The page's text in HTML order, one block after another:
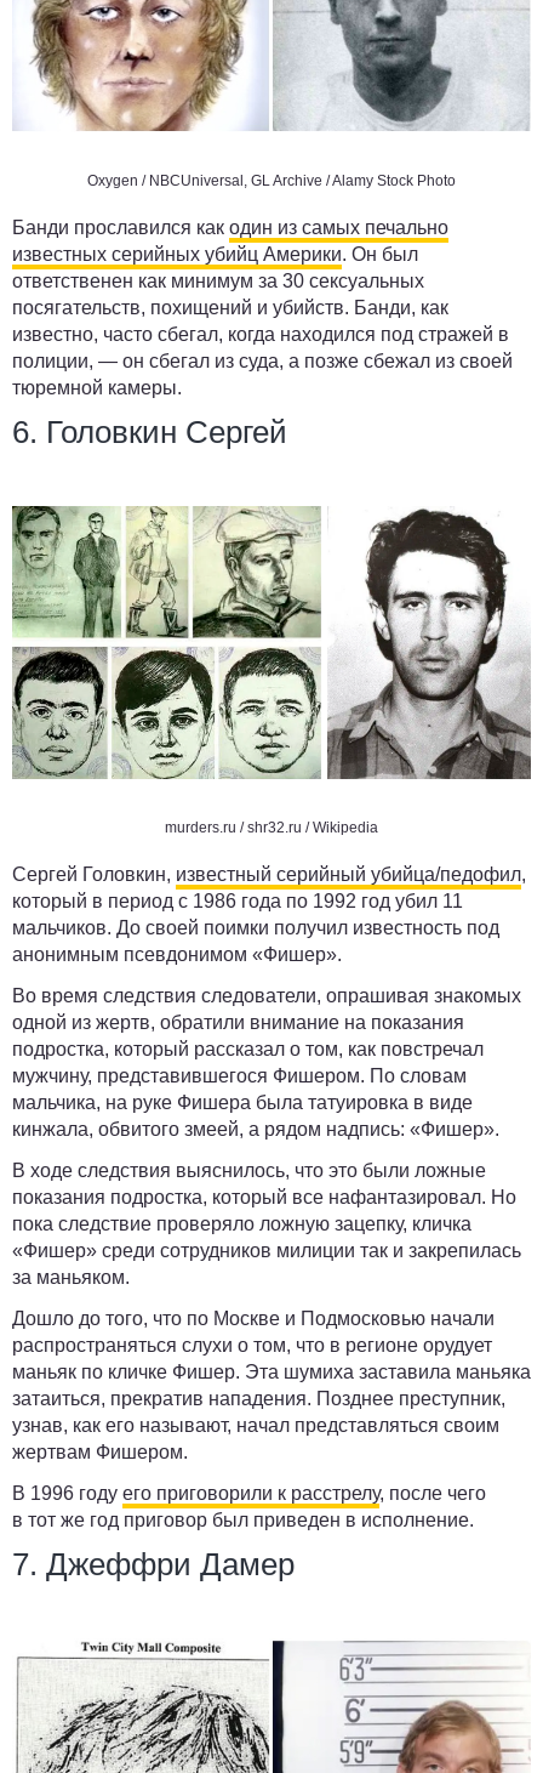
Oxygen / NBCUniversal, GL Archive / Alamy Stock Photo
Банди прославился как один из самых печально
известных серийных убийц Америки. Он был
ответственен как минимум за 30 сексуальных
посягательств, похищений и убийств. Банди, как
известно, часто сбегал, когда находился под стражей в
полиции, — он сбегал из суда, а позже сбежал из своей
тюремной камеры.
6. Головкин Сергей
murders.ru /shr32.ru / Wikipedia
Сергей Головкин, известный серийный убийца/педофил,
который в период с 1986 года по 1992 год убил 11
мальчиков. До своей поимки получил известность под
анонимным псевдонимом «Фишер».
Во время следствия следователи, опрашивая знакомых
одной из жертв, обратили внимание на показания
подростка, который рассказал о том, как повстречал
мужчину, представившегося Фишером. По словам
мальчика, на руке Фишера была татуировка в виде
кинжала, обвитого змеей, а рядом надпись: «Фишер».
В ходе следствия выяснилось, что это были ложные
показания подростка, который все нафантазировал. Но
пока следствие проверяло ложную зацепку, кличка
«Фишер» среди сотрудников милиции так и закрепилась
за маньяком.
Дошло до того, что по Москве и Подмосковью начали
распространяться слухи о том, что в регионе орудует
маньяк по кличке Фишер. Эта шумиха заставила маньяка
затаиться, прекратив нападения. Позднее преступник,
узнав, как его называют, начал представляться своим
жертвам Фишером.
В 1996 году его приговорили к расстрелу, после чего
в тот же год приговор был приведен в исполнение.
7. Джеффри Дамер